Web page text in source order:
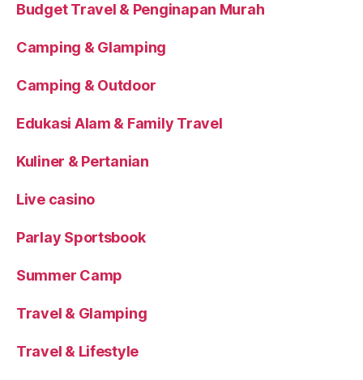
Budget Travel & Penginapan Murah
Camping & Glamping
Camping & Outdoor
Edukasi Alam & Family Travel
Kuliner & Pertanian
Live casino
Parlay Sportsbook
Summer Camp
Travel & Glamping
Travel & Lifestyle